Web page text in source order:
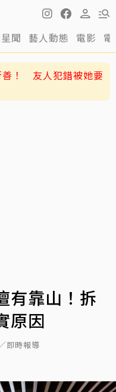
聞 藝人動態 電影
善！ 友人犯錯被她要
有靠山！拆
原因
即時報導